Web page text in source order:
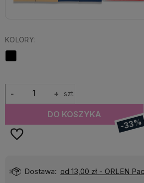
KOLORY:
+
- szt.
DO KOSZYKA
-33%
Wyślemy do Ciebie w: